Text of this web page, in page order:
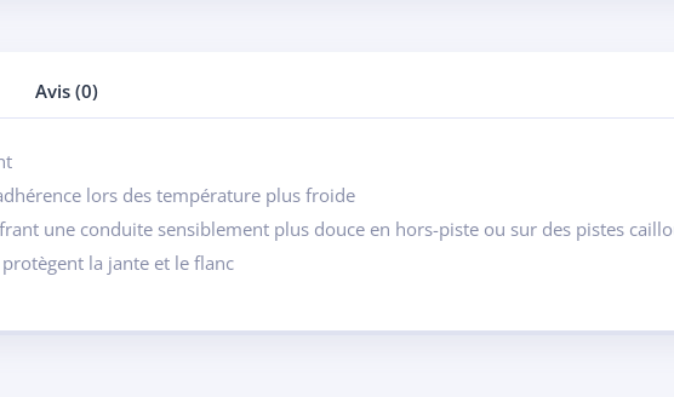
Avis (0)
lors des température plus froide
une conduite sensiblement plus douce en hors-piste ou sur des pistes
la jante et le flanc